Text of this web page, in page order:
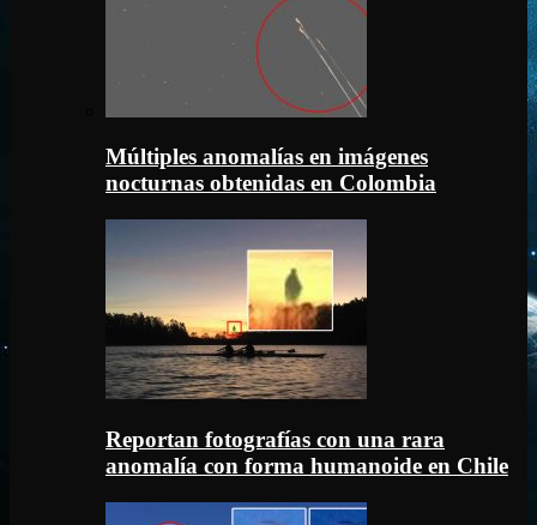
Múltiples anomalías en imágenes
nocturnas obtenidas en Colombia
Reportan fotografías con una rara
anomalía con forma humanoide en Chile